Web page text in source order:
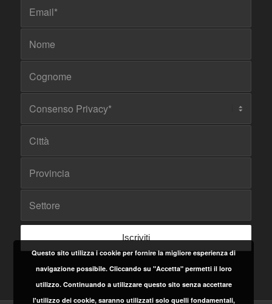
Questo sito utilizza i cookie per fornire la migliore esperienza di
navigazione possibile. Cliccando su "Accetta" permetti il loro
utilizzo. Continuando a utilizzare questo sito senza accettare
l'utilizzo dei cookie, saranno utilizzati solo quelli fondamentali,